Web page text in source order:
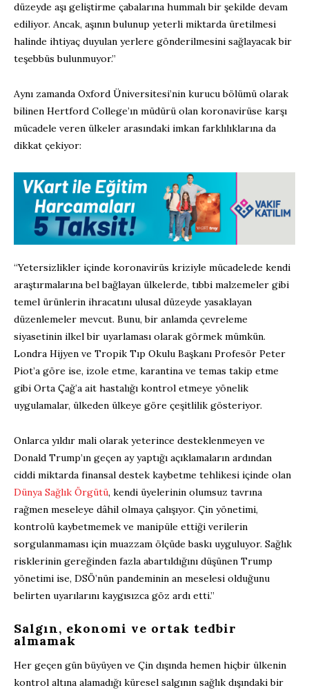
düzeyde aşı geliştirme çabalarına hummalı bir şekilde devam
ediliyor. Ancak, aşının bulunup yeterli miktarda üretilmesi
halinde ihtiyaç duyulan yerlere gönderilmesini sağlayacak bir
teşebbüs bulunmuyor.”
Aynı zamanda Oxford Üniversitesi’nin kurucu bölümü olarak
bilinen Hertford College’ın müdürü olan koronavirüse karşı
mücadele veren ülkeler arasındaki imkan farklılıklarına da
dikkat çekiyor:
“Yetersizlikler içinde koronavirüs kriziyle mücadelede kendi
araştırmalarına bel bağlayan ülkelerde, tıbbi malzemeler gibi
temel ürünlerin ihracatını ulusal düzeyde yasaklayan
düzenlemeler mevcut. Bunu, bir anlamda çevreleme
siyasetinin ilkel bir uyarlaması olarak görmek mümkün.
Londra Hijyen ve Tropik Tıp Okulu Başkanı Profesör Peter
Piot’a göre ise, izole etme, karantina ve temas takip etme
gibi Orta Çağ’a ait hastalığı kontrol etmeye yönelik
uygulamalar, ülkeden ülkeye göre çeşitlilik gösteriyor.
Onlarca yıldır mali olarak yeterince desteklenmeyen ve
Donald Trump’ın geçen ay yaptığı açıklamaların ardından
ciddi miktarda finansal destek kaybetme tehlikesi içinde olan
Dünya Sağlık Örgütü, kendi üyelerinin olumsuz tavrına
rağmen meseleye dâhil olmaya çalışıyor. Çin yönetimi,
kontrolü kaybetmemek ve manipüle ettiği verilerin
sorgulanmaması için muazzam ölçüde baskı uyguluyor. Sağlık
risklerinin gereğinden fazla abartıldığını düşünen Trump
yönetimi ise, DSÖ’nün pandeminin an meselesi olduğunu
belirten uyarılarını kaygısızca göz ardı etti.”
Salgın, ekonomi ve ortak tedbir
almamak
Her geçen gün büyüyen ve Çin dışında hemen hiçbir ülkenin
kontrol altına alamadığı küresel salgının sağlık dışındaki bir